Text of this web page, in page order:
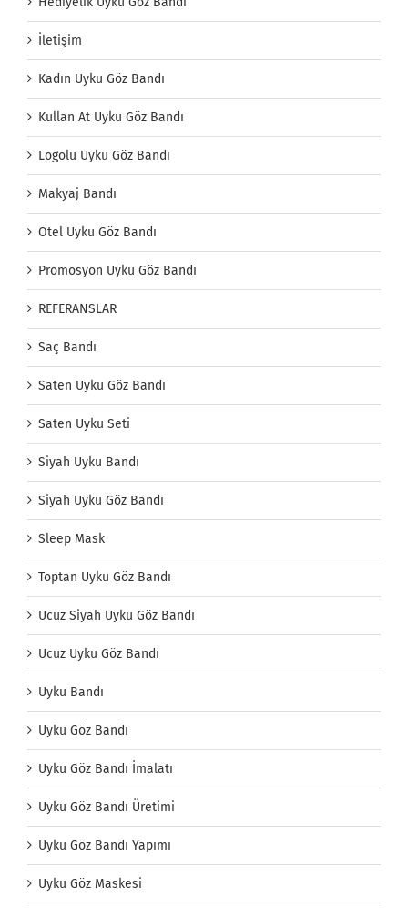
İletişim
Kadın Uyku Göz Bandı
Kullan At Uyku Göz Bandı
Logolu Uyku Göz Bandı
Makyaj Bandı
Otel Uyku Göz Bandı
Promosyon Uyku Göz Bandı
REFERANSLAR
Saç Bandı
Saten Uyku Göz Bandı
Saten Uyku Seti
Siyah Uyku Bandı
Siyah Uyku Göz Bandı
Sleep Mask
Toptan Uyku Göz Bandı
Ucuz Siyah Uyku Göz Bandı
Ucuz Uyku Göz Bandı
Uyku Bandı
Uyku Göz Bandı
Uyku Göz Bandı İmalatı
Uyku Göz Bandı Üretimi
Uyku Göz Bandı Yapımı
Uyku Göz Maskesi